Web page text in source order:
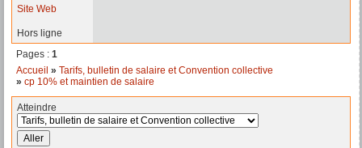
Site Web
Hors ligne
Pages : 1
Accueil » Tarifs, bulletin de salaire et Convention collective
» cp 10% et maintien de salaire
Atteindre